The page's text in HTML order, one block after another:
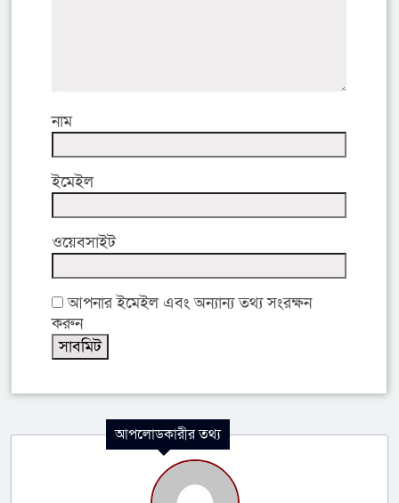
নাম
ইমেইল
ওয়েবসাইট
আপনার ইমেইল এবং অন্যান্য তথ্য সংরক্ষন
করুন
আপলোডকারীর তথ্য